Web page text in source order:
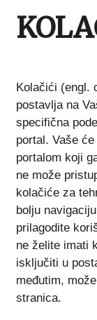
Kolačići (engl.
postavlja na
specifična
portal. Vaše
portalom koji
ne može
kolačiće za
bolju
prilagodite
ne želite imati
isključiti u
međutim,
stranica.